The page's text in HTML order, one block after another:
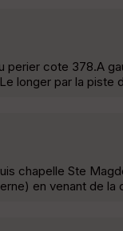
cote 378.A
longer par la piste
chapelle Ste
en venant de la